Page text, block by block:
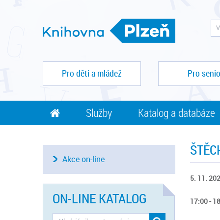
Pro děti a mládež Pro
Služby Katalog a databáze
5. 11.
17:00 -
Akce on-line
ON-LINE KATALOG